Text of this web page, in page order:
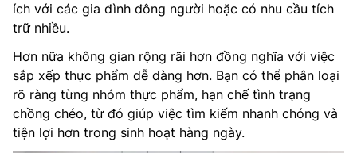
ích với các gia đình đông người hoặc có nhu cầu tích
trữ nhiều.
Hơn nữa không gian rộng rãi hơn đồng nghĩa với việc
sắp xếp thực phẩm dễ dàng hơn. Bạn có thể phân loại
rõ ràng từng nhóm thực phẩm, hạn chế tình trạng
chồng chéo, từ đó giúp việc tìm kiếm nhanh chóng và
tiện lợi hơn trong sinh hoạt hàng ngày.